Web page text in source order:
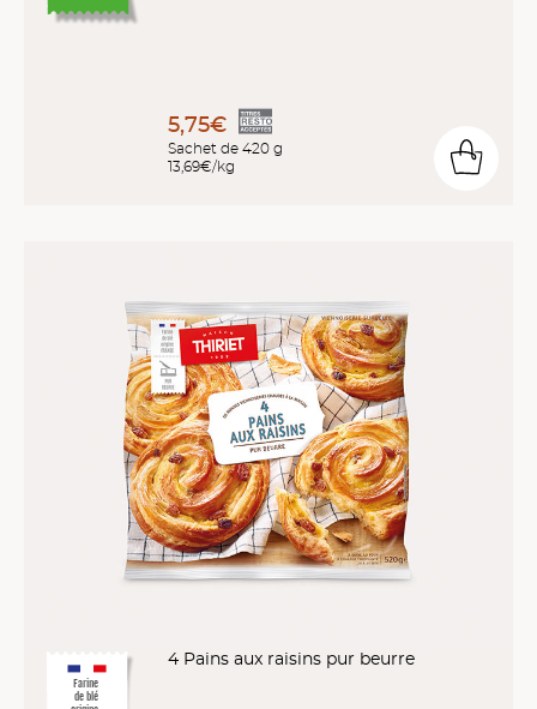
5,75€
Sachet de 420 g
13,69€/kg
Farine
de blé
4 Pains aux raisins pur beurre